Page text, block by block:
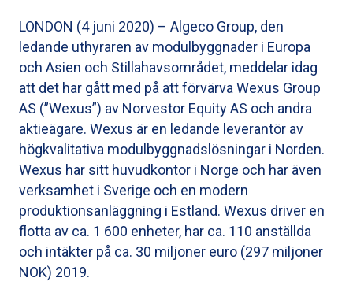
LONDON (4 juni 2020) – Algeco Group, den
ledande uthyraren av modulbyggnader i Europa
och Asien och Stillahavsområdet, meddelar idag
att det har gått med på att förvärva Wexus Group
AS (”Wexus”) av Norvestor Equity AS och andra
aktieägare. Wexus är en ledande leverantör av
högkvalitativa modulbyggnadslösningar i Norden.
Wexus har sitt huvudkontor i Norge och har även
verksamhet i Sverige och en modern
produktionsanläggning i Estland. Wexus driver en
flotta av ca. 1 600 enheter, har ca. 110 anställda
och intäkter på ca. 30 miljoner euro (297 miljoner
NOK) 2019.